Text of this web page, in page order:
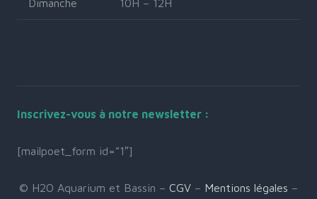
Inscrivez-vous à notre newsletter :
[mailpoet_form id=”1″]
© H2O Aquarium et Bassin – CGV – Mentions légales –